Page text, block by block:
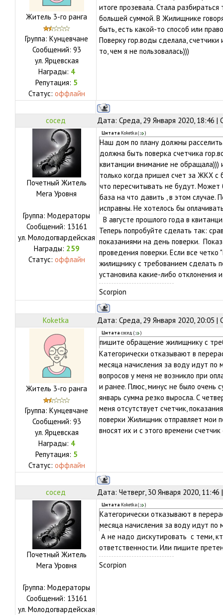
Житель 3-го ранга
Группа: Кунцевчане
Сообщений: 93
ул. Ярцевская
Награды: 4
Репутация: 5
Статус: оффлайн
итоге прозевала. Стала
большей суммой. В Жилищнике
быть, есть какой-то способ или
Поверку гор.воды сделала,
то, чем я не пользовалась)))
сосед Дата: Среда, 29 Января 2020, 18:46 |
Почетный Житель
Мега Уровня
Группа: Модераторы
Сообщений: 13161
ул. Молодогвардейская
Награды: 259
Статус: оффлайн
Цитата Koketka( )
Наш дом по плану должны
должна быть поверка счетчика
квитанции внимание не обращала)))
только когда пришел счет за ЖКХ
что пересчитывать не будут. Может
база на что давить , в этом случае.
исправны. Не хотелось бы
В августе прошлого года в
Теперь попробуйте сделать так:
показаниями на день поверки.
проведения поверки. Если все
жилищнику с требованием сделать
установила какие-либо отклонения
Scorpion
Koketka Дата: Среда, 29 Января 2020, 20:05 |
Житель 3-го ранга
Группа: Кунцевчане
Сообщений: 93
ул. Ярцевская
Награды: 4
Репутация: 5
Статус: оффлайн
Цитата сосед ( )
пишите обращение жилищнику с
Категорически отказывают в
месяца начисления за воду идут
вопросов у меня не возникло при
и ранее. Плюс, минус не было очень
январь сумма резко выросла. С
меня отсутствует счетчик,
поверки Жилищник отправляет мои
вносят их и с этого времени
сосед Дата: Четверг, 30 Января 2020,
Почетный Житель
Мега Уровня
Группа: Модераторы
Сообщений: 13161
ул. Молодогвардейская
Цитата Koketka( )
Категорически отказывают в
месяца начисления за воду идут по
А не надо дискутировать с теми,
ответственности. Или пишите
Scorpion